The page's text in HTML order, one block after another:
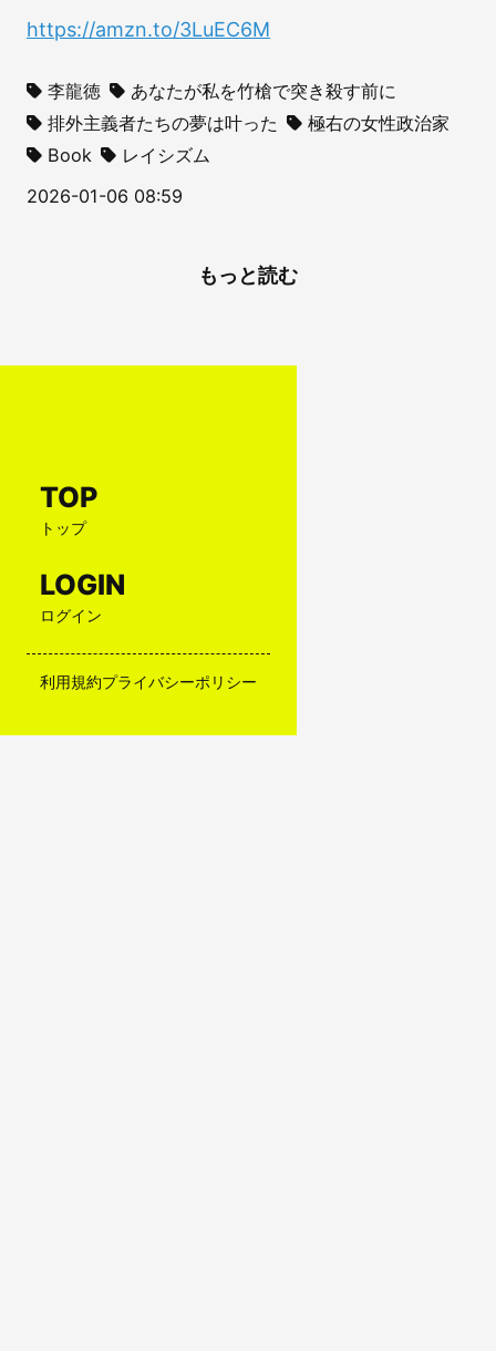
https://amzn.to/3LuEC6M
李龍徳
あなたが私を竹槍で突き殺す前に
排外主義者たちの夢は叶った
極右の女性政治家
Book
レイシズム
2026-01-06 08:59
もっと読む
TOP
トップ
LOGIN
ログイン
利用規約プライバシーポリシー